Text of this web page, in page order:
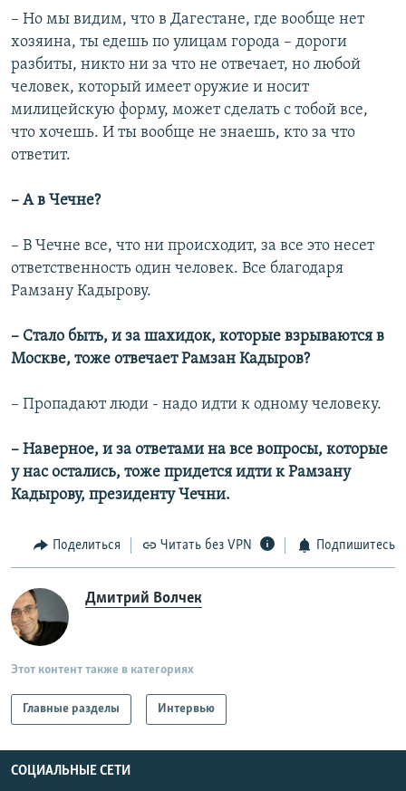
– Но мы видим, что в Дагестане, где вообще нет
хозяина, ты едешь по улицам города – дороги
разбиты, никто ни за что не отвечает, но любой
человек, который имеет оружие и носит
милицейскую форму, может сделать с тобой все,
что хочешь. И ты вообще не знаешь, кто за что
ответит.
– А в Чечне?
– В Чечне все, что ни происходит, за все это несет
ответственность один человек. Все благодаря
Рамзану Кадырову.
– Стало быть, и за шахидок, которые взрываются в
Москве, тоже отвечает Рамзан Кадыров?
– Пропадают люди - надо идти к одному человеку.
– Наверное, и за ответами на все вопросы, которые
у нас остались, тоже придется идти к Рамзану
Кадырову, президенту Чечни.
Поделиться Читать без VPN Подпишитесь
Дмитрий Волчек
Этот контент также в категориях
Главные разделы Интервью
СОЦИАЛЬНЫЕ СЕТИ